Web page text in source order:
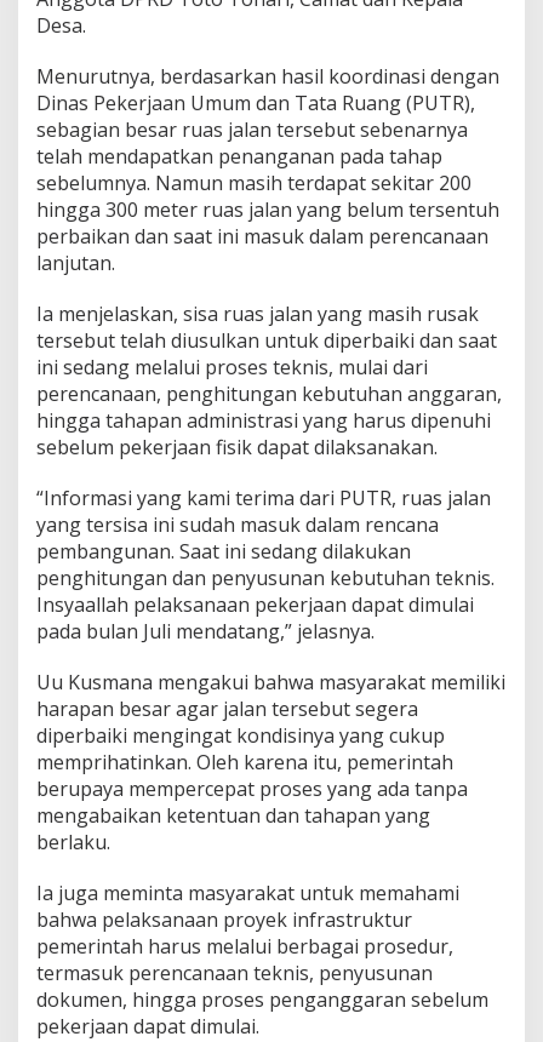
Desa.
Menurutnya, berdasarkan hasil koordinasi dengan
Dinas Pekerjaan Umum dan Tata Ruang (PUTR),
sebagian besar ruas jalan tersebut sebenarnya
telah mendapatkan penanganan pada tahap
sebelumnya. Namun masih terdapat sekitar 200
hingga 300 meter ruas jalan yang belum tersentuh
perbaikan dan saat ini masuk dalam perencanaan
lanjutan.
Ia menjelaskan, sisa ruas jalan yang masih rusak
tersebut telah diusulkan untuk diperbaiki dan saat
ini sedang melalui proses teknis, mulai dari
perencanaan, penghitungan kebutuhan anggaran,
hingga tahapan administrasi yang harus dipenuhi
sebelum pekerjaan fisik dapat dilaksanakan.
“Informasi yang kami terima dari PUTR, ruas jalan
yang tersisa ini sudah masuk dalam rencana
pembangunan. Saat ini sedang dilakukan
penghitungan dan penyusunan kebutuhan teknis.
Insyaallah pelaksanaan pekerjaan dapat dimulai
pada bulan Juli mendatang,” jelasnya.
Uu Kusmana mengakui bahwa masyarakat memiliki
harapan besar agar jalan tersebut segera
diperbaiki mengingat kondisinya yang cukup
memprihatinkan. Oleh karena itu, pemerintah
berupaya mempercepat proses yang ada tanpa
mengabaikan ketentuan dan tahapan yang
berlaku.
Ia juga meminta masyarakat untuk memahami
bahwa pelaksanaan proyek infrastruktur
pemerintah harus melalui berbagai prosedur,
termasuk perencanaan teknis, penyusunan
dokumen, hingga proses penganggaran sebelum
pekerjaan dapat dimulai.